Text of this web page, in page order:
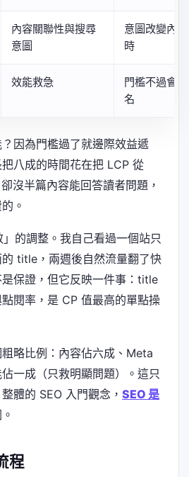
內容關聯性與搜尋
意圖
意圖改變內
時
效能救急
門檻不過會
名
因為門檻過了就邊際效益遞
八成的時間花在把 LCP 從
沒半篇內容能回答讀者問題，
。
的調整。我自己看過一個站只
title，兩週後自然流量翻了快
保證，但它反映一件事：title
閱率，是 CP 值最高的單點操
略比例：內容佔六成、Meta
一成（只救明顯問題）。這只
體的 SEO 入門觀念， SEO 是
程